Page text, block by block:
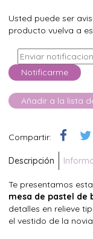
Usted puede ser
producto vuelva a
Notificarme
Añadir a la lista
Compartir:
Descripción
Te presentamos
mesa de pastel de
detalles en relieve
el vestido de la